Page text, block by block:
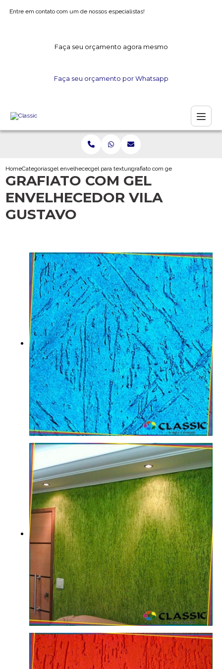
Entre em contato com um de nossos especialistas!
Faça seu orçamento agora mesmo
Faça seu orçamento por Whatsapp
HomeCategoriasgel envelhecedorgel para texturagrafiato com gel envelhecedor
GRAFIATO COM GEL
ENVELHECEDOR VILA
GUSTAVO